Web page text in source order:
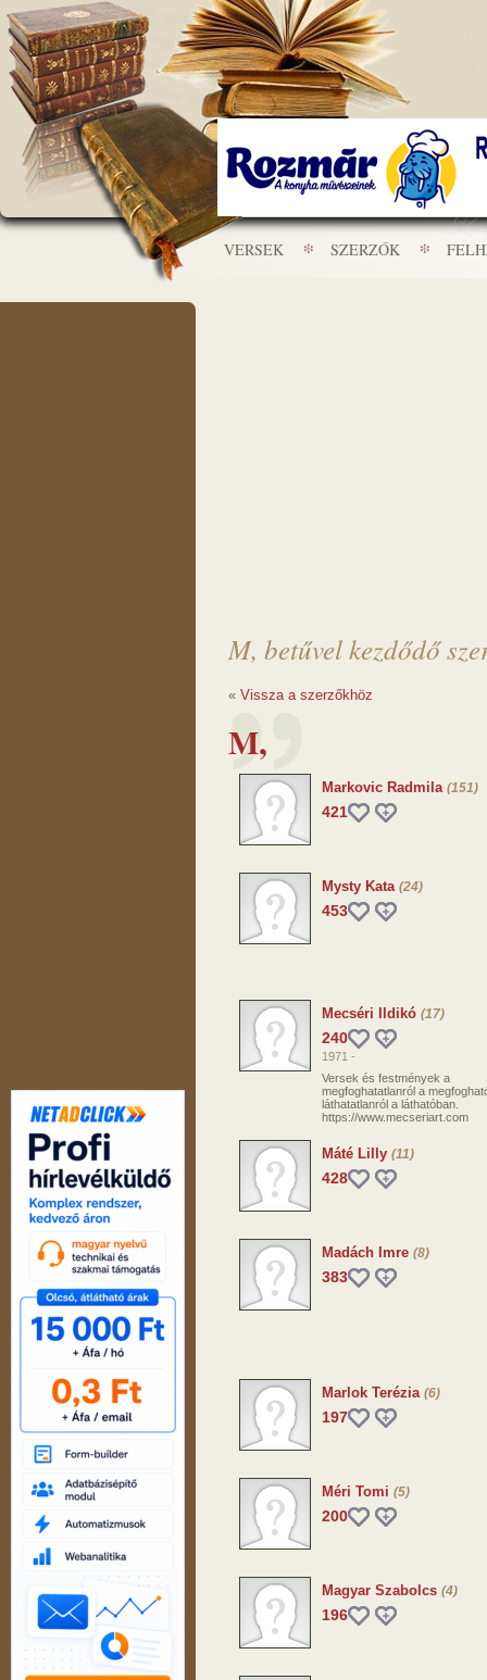
VERSEK SZERZŐK
M, betűvel kezdődő
« Vissza a szerzőkhöz
M,
Markovic Radmila (151)
421
Mysty Kata (24)
453
Mecséri Ildikó (17)
240
1971 -
Versek és festmények a
megfoghatatlanról a
láthatatlanról a láthatóban.
https://www.mecseriart.com
Máté Lilly (11)
428
Madách Imre (8)
383
Marlok Terézia (6)
197
Méri Tomi (5)
200
Magyar Szabolcs (4)
196